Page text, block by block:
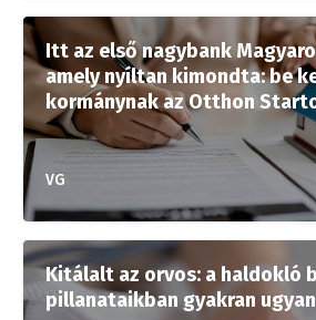
Itt az első nagybank
amely nyíltan kimondta: be
kormánynak az Otthon
VG
Kitálalt az orvos: a haldokló
pillanataikban gyakran